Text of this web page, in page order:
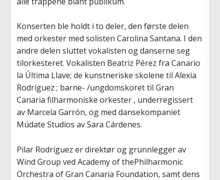
Konserten ble holdt ito deler, den første delen
med orkester med solisten Carolina Santana. I den
andre delensluttetvokalisten og danserneseg
tilorkesteret.Vokalisten Beatriz Pérez fra Canario
la Última Llave; de kunstneriske skolene tilAlexia
Rodríguez ; barne- /ungdomskoret til Gran
Canaria filharmoniske orkester , underregissert
av Marcela Garrón, og med dansekompaniet
Múdate Studios av SaraCárdenes.
Pilar Rodríguez er direktør og grunnlegger av
Wind Group vedAcademyofthePhilharmonic
Orchestra ofGran Canaria Foundation, samt dens